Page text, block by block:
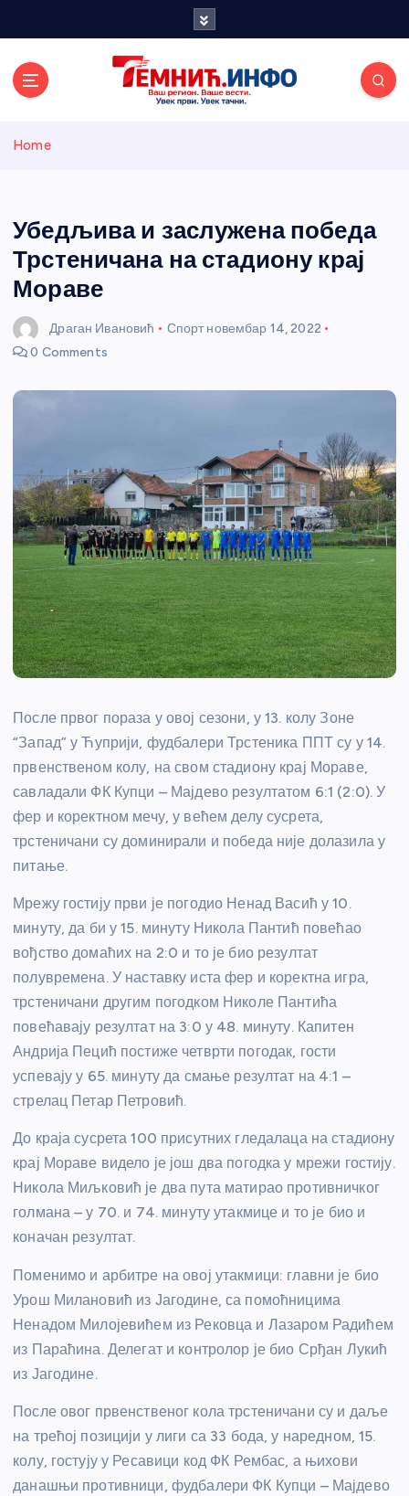
и портал
Home
Убедљива и заслужена победа
Трстеничана на стадиону крај
Мораве
Драган Ивановић Спорт новембар 14, 2022
0 Comments
После првог пораза у овој сезони, у 13. колу Зоне
“Запад” у Ћуприји, фудбалери Трстеника ППТ су у 14.
првенственом колу, на свом стадиону крај Мораве,
савладали ФК Купци – Мајдево резултатом 6:1 (2:0). У
фер и коректном мечу, у већем делу сусрета,
трстеничани су доминирали и победа није долазила у
питање.
Мрежу гостију први је погодио Ненад Васић у 10.
минуту, да би у 15. минуту Никола Пантић повећао
вођство домаћих на 2:0 и то је био резултат
полувремена. У наставку иста фер и коректна игра,
трстеничани другим погодком Николе Пантића
повећавају резултат на 3:0 у 48. минуту. Капитен
Андрија Пецић постиже четврти погодак, гости
успевају у 65. минуту да смање резултат на 4:1 –
стрелац Петар Петровић.
До краја сусрета 100 присутних гледалаца на стадиону
крај Мораве видело је још два погодка у мрежи гостију.
Никола Миљковић је два пута матирао противничког
голмана – у 70. и 74. минуту утакмице и то је био и
коначан резултат.
Поменимо и арбитре на овој утакмици: главни је био
Урош Милановић из Јагодине, са помоћницима
Ненадом Милојевићем из Рековца и Лазаром Радићем
из Параћина. Делегат и контролор је био Срђан Лукић
из Јагодине.
После овог првенственог кола трстеничани су и даље
на трећој позицији у лиги са 33 бода, у наредном, 15.
колу, гостују у Ресавици код ФК Рембас, а њихови
данашњи противници, фудбалери ФК Купци – Мајдево